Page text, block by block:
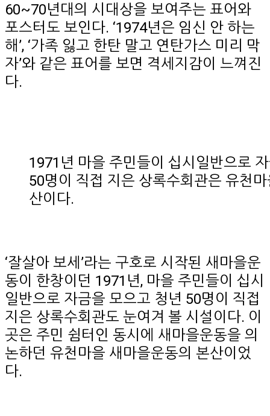
60~70년대의 시대상을 보여주는 표어와
포스터도 보인다. ‘1974년은 임신 안 하는
해’, ‘가족 잃고 한탄 말고 연탄가스 미리 막
자’와 같은 표어를 보면 격세지감이 느껴진
다.
1971년 마을 주민들이 십시일반으로
50명이 직접 지은 상록수회관은 유천
산이다.
‘잘살아 보세’라는 구호로 시작된 새마을운
동이 한창이던 1971년, 마을 주민들이 십시
일반으로 자금을 모으고 청년 50명이 직접
지은 상록수회관도 눈여겨 볼 시설이다. 이
곳은 주민 쉼터인 동시에 새마을운동을 의
논하던 유천마을 새마을운동의 본산이었
다.